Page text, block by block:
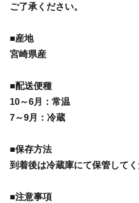
ご了承ください。
■産地
宮崎県産
■配送便種
10～6月：常温
7～9月：冷蔵
■保存方法
到着後は冷蔵庫にて保管して
■注意事項